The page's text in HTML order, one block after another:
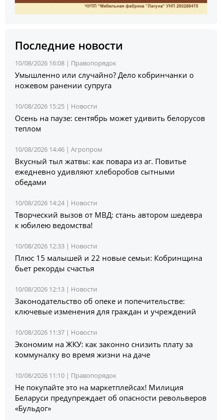
Последние новости
10/08/2026 16:08 | Правопорядок
Умышленно или случайно? Дело кобринчанки о
ножевом ранении супруга
10/08/2026 15:25 | Новости
Осень на паузе: сентябрь может удивить белорусов
теплом
10/08/2026 14:46 | Агропром
Вкусный тыл жатвы: как повара из аг. Повитье
ежедневно удивляют хлеборобов сытными
обедами
10/08/2026 14:24 | Новости
Творческий вызов от МВД: стань автором шедевра
к юбилею ведомства!
10/08/2026 12:33 | Новости
Плюс 15 малышей и 22 новые семьи: Кобринщина
бьет рекорды счастья
10/08/2026 12:13 | Новости
Законодательство об опеке и попечительстве:
ключевые изменения для граждан и учреждений
10/08/2026 11:37 | Новости
Экономим на ЖКУ: как законно снизить плату за
коммуналку во время жизни на даче
10/08/2026 11:10 | Правопорядок
Не покупайте это на маркетплейсах! Милиция
Беларуси предупреждает об опасности револьверов
«Бульдог»